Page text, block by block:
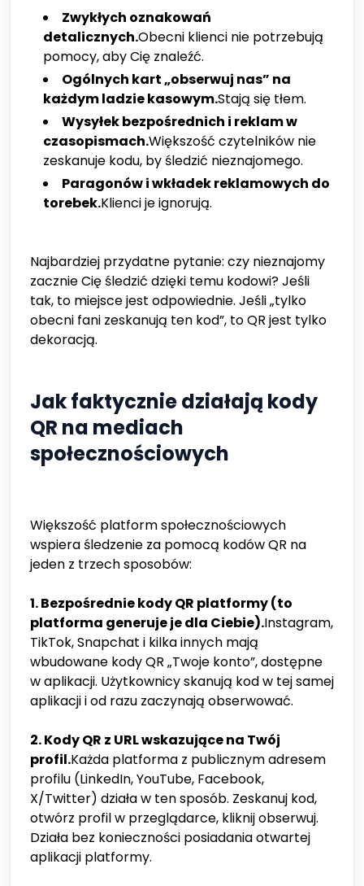
Zwykłych oznakowań
detalicznych.Obecni klienci nie potrzebują
pomocy, aby Cię znaleźć.
Ogólnych kart „obserwuj nas” na
każdym ladzie kasowym.Stają się tłem.
Wysyłek bezpośrednich i reklam w
czasopismach.Większość czytelników nie
zeskanuje kodu, by śledzić nieznajomego.
Paragonów i wkładek reklamowych do
torebek.Klienci je ignorują.
Najbardziej przydatne pytanie: czy nieznajomy
zacznie Cię śledzić dzięki temu kodowi? Jeśli
tak, to miejsce jest odpowiednie. Jeśli „tylko
obecni fani zeskanują ten kod”, to QR jest tylko
dekoracją.
Jak faktycznie działają kody
QR na mediach
społecznościowych
Większość platform społecznościowych
wspiera śledzenie za pomocą kodów QR na
jeden z trzech sposobów:
1. Bezpośrednie kody QR platformy (to
platforma generuje je dla Ciebie).Instagram,
TikTok, Snapchat i kilka innych mają
wbudowane kody QR „Twoje konto”, dostępne
w aplikacji. Użytkownicy skanują kod w tej samej
aplikacji i od razu zaczynają obserwować.
2. Kody QR z URL wskazujące na Twój
profil.Każda platforma z publicznym adresem
profilu (LinkedIn, YouTube, Facebook,
X/Twitter) działa w ten sposób. Zeskanuj kod,
otwórz profil w przeglądarce, kliknij obserwuj.
Działa bez konieczności posiadania otwartej
aplikacji platformy.